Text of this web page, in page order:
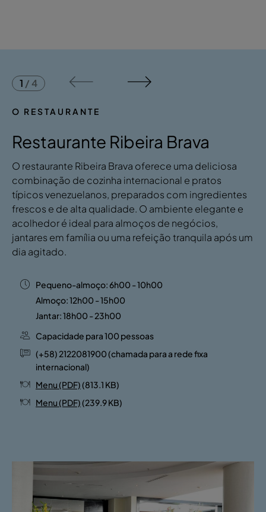
O RESTAURANTE
Restaurante Ribeira Brava
O restaurante Ribeira Brava oferece uma deliciosa
combinação de cozinha internacional e pratos
típicos venezuelanos, preparados com ingredientes
frescos e de alta qualidade. O ambiente elegante e
acolhedor é ideal para almoços de negócios,
jantares em família ou uma refeição tranquila após um
dia agitado.
Pequeno-almoço: 6h00 - 10h00
Almoço: 12h00 - 15h00
Jantar: 18h00 - 23h00
Capacidade para 100 pessoas
(+58) 2122081900 (chamada para a rede fixa
internacional)
Menu (PDF)(813.1 KB)
Menu (PDF)(239.9 KB)
1 /4